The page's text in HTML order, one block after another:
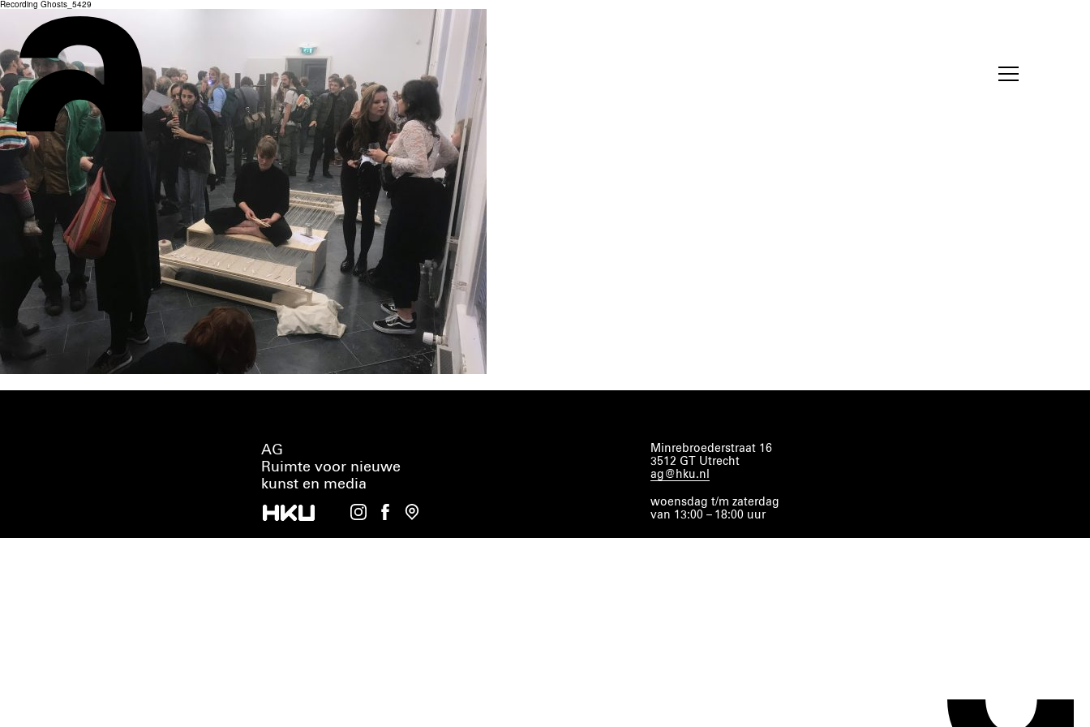
Recording Ghosts_5429
AG
Ruimte voor nieuwe
kunst en media
Minrebroederstraat 16
3512 GT Utrecht
ag@hku.nl
woensdag t/m zaterdag
van 13:00 – 18:00 uur